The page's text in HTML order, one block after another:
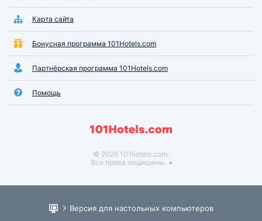
Карта сайта
Бонусная программа 101Hotels.com
Партнёрская программа 101Hotels.com
Помощь
© 2026 101hotels.com.
Все права защищены.
Версия для настольных компьютеров